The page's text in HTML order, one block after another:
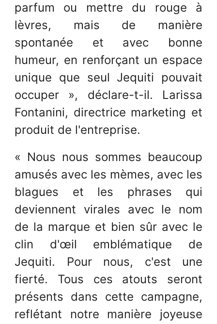
parfum ou mettre du rouge à
lèvres, mais de manière
spontanée et avec bonne
humeur, en renforçant un espace
unique que seul Jequiti pouvait
occuper », déclare-t-il. Larissa
Fontanini, directrice marketing et
produit de l'entreprise.
« Nous nous sommes beaucoup
amusés avec les mèmes, avec les
blagues et les phrases qui
deviennent virales avec le nom
de la marque et bien sûr avec le
clin d'œil emblématique de
Jequiti. Pour nous, c'est une
fierté. Tous ces atouts seront
présents dans cette campagne,
reflétant notre manière joyeuse